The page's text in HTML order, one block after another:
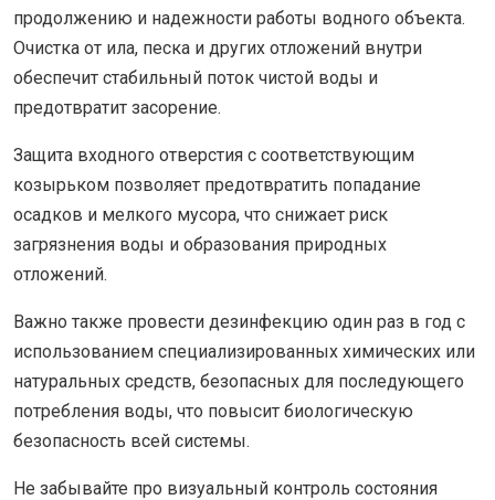
продолжению и надежности работы водного объекта.
Очистка от ила, песка и других отложений внутри
обеспечит стабильный поток чистой воды и
предотвратит засорение.
Защита входного отверстия с соответствующим
козырьком позволяет предотвратить попадание
осадков и мелкого мусора, что снижает риск
загрязнения воды и образования природных
отложений.
Важно также провести дезинфекцию один раз в год с
использованием специализированных химических или
натуральных средств, безопасных для последующего
потребления воды, что повысит биологическую
безопасность всей системы.
Не забывайте про визуальный контроль состояния